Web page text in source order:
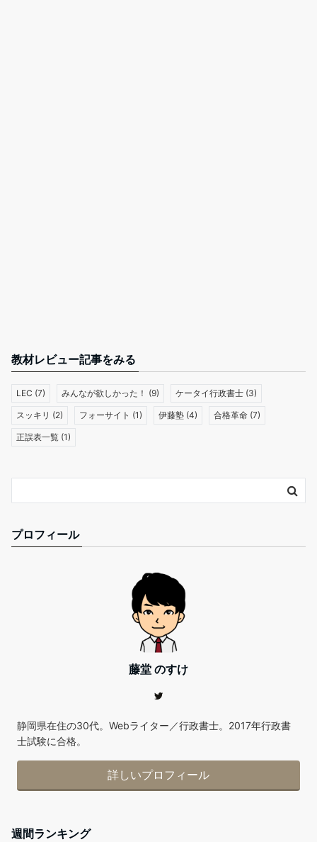
教材レビュー記事をみる
LEC (7) みんなが欲しかった！ (9) ケータイ行政書士 (3)
スッキリ (2) フォーサイト (1) 伊藤塾 (4) 合格革命 (7)
正誤表一覧 (1)
プロフィール
藤堂 のすけ
静岡県在住の30代。Webライター／行政書士。2017年行政書
士試験に合格。
詳しいプロフィール
週間ランキング